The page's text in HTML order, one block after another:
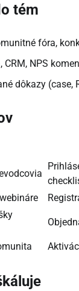
tém
fóra,
NPS
dôkazy (case,